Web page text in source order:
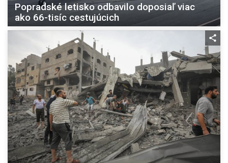
Popradské letisko odbavilo doposiaľ viac
ako 66-tisíc cestujúcich